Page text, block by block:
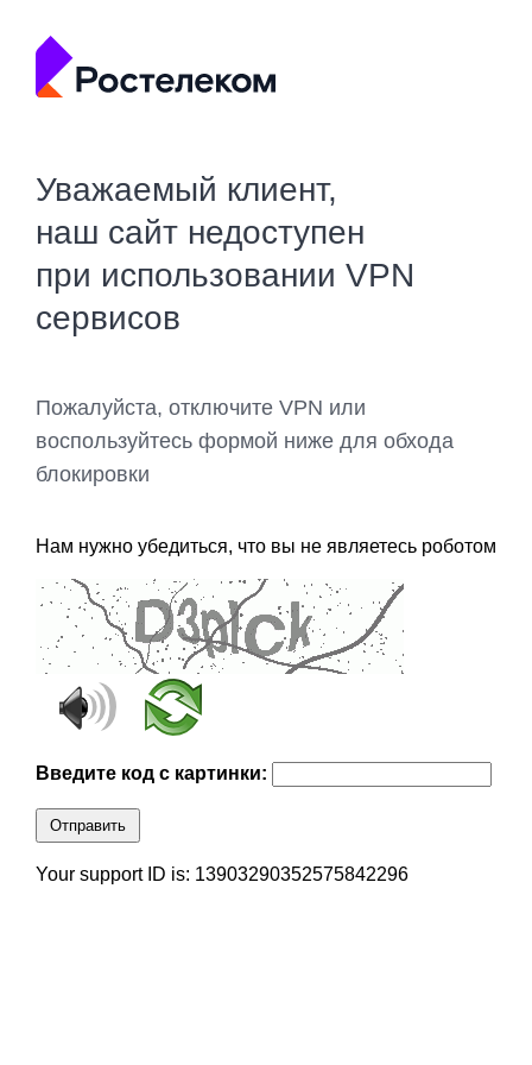
Уважаемый клиент,
наш сайт недоступен
при использовании VPN
сервисов
Пожалуйста, отключите VPN или
воспользуйтесь формой ниже для обхода
блокировки
Нам нужно убедиться, что вы не являетесь роботом
Введите код с картинки:
Отправить
Your support ID is: 13903290352575842296